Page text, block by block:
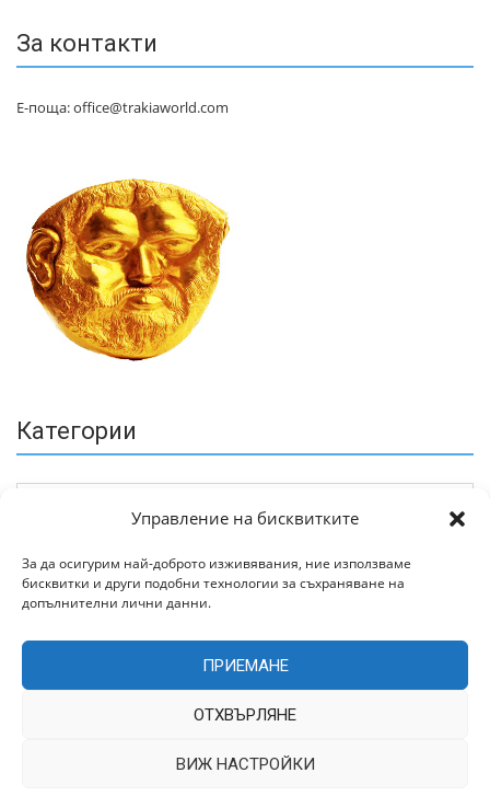
Управление на бисквитките
За да осигурим най-доброто изживявания, ние използваме
бисквитки и други подобни технологии за съхраняване на
допълнителни лични данни.
ПРИЕМАНЕ
ОТХВЪРЛЯНЕ
ВИЖ НАСТРОЙКИ
За контакти
Е-поща: office@trakiaworld.com
Категории
Архив